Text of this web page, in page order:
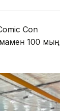
Con
100 мың